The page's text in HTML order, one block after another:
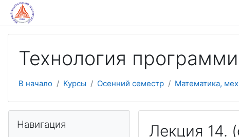
Перейти к основному содержанию
Технология
В начало Курсы Осенний семестр Математика,
Лекция 14.
Навигация